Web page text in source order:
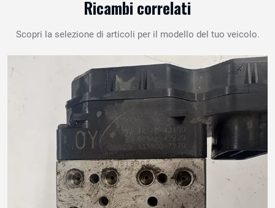
Ricambi correlati
Scopri la selezione di articoli per il modello del tuo veicolo.